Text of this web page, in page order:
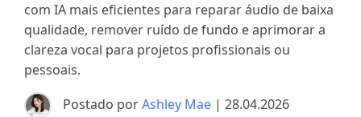
com IA mais eficientes para reparar áudio de baixa
qualidade, remover ruído de fundo e aprimorar a
clareza vocal para projetos profissionais ou
pessoais.
Postado porAshley Mae | 28.04.2026